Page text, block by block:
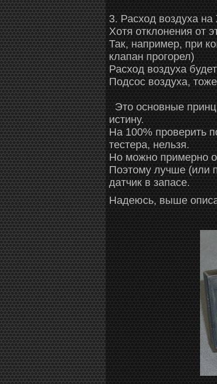
3. Расход воздуха
Хотя отклонения от
Так, например, при
клапан прогорел)
Расход воздуха
Подсос воздуха,
Это основные
истину.
На 100% проверить
тестера, нельзя.
Но можно примерно
Поэтому лучше (или
датчик в запасе.
Надеюсь, выше